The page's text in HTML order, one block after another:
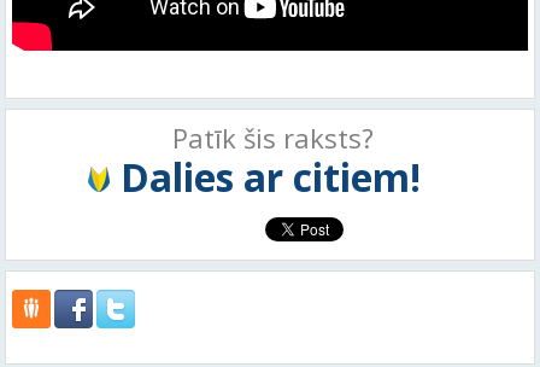
Patīk šis raksts?
Dalies ar citiem!